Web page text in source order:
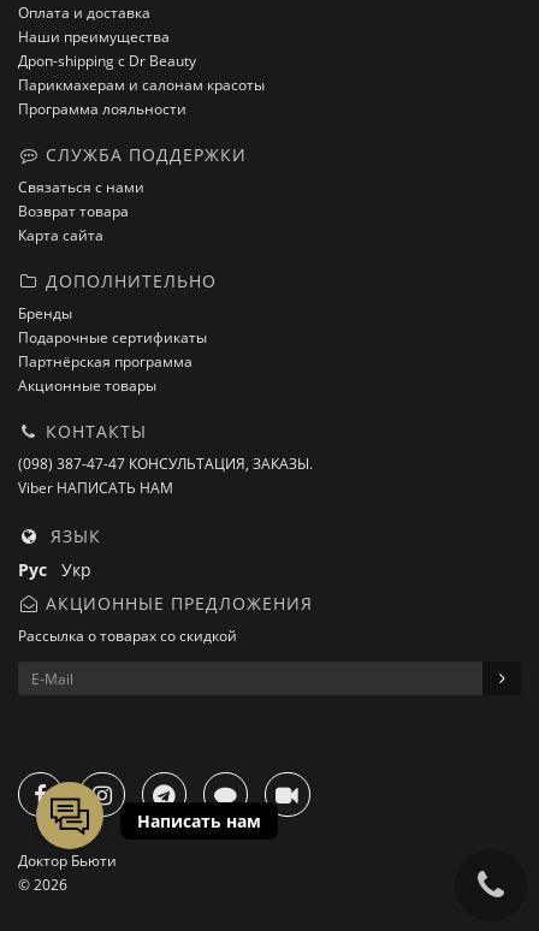
Оплата и доставка
Наши преимущества
Дроп-shipping с Dr Beauty
Парикмахерам и салонам красоты
Программа лояльности
СЛУЖБА ПОДДЕРЖКИ
Связаться с нами
Возврат товара
Карта сайта
ДОПОЛНИТЕЛЬНО
Бренды
Подарочные сертификаты
Партнёрская программа
Акционные товары
КОНТАКТЫ
(098) 387-47-47 КОНСУЛЬТАЦИЯ, ЗАКАЗЫ.
Viber НАПИСАТЬ НАМ
ЯЗЫК
Рус Укр
АКЦИОННЫЕ ПРЕДЛОЖЕНИЯ
Рассылка о товарах со скидкой
Доктор Бьюти
© 2026